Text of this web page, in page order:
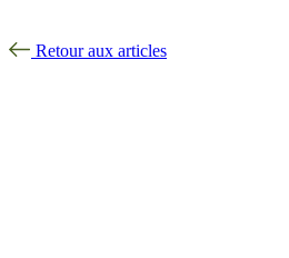
Retour aux articles